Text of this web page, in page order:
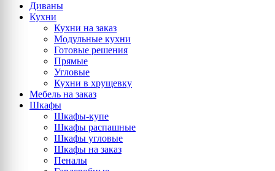
Диваны
Кухни
Кухни на заказ
Модульные кухни
Готовые решения
Прямые
Угловые
Кухни в хрущевку
Мебель на заказ
Шкафы
Шкафы-купе
Шкафы распашные
Шкафы угловые
Шкафы на заказ
Пеналы